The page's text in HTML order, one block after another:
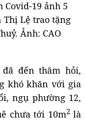
Thị Lệ trao tặng
Ảnh: CAO
đã đến thăm hỏi,
khó khăn với gia
ngụ phường 12,
chưa tới 10m2là